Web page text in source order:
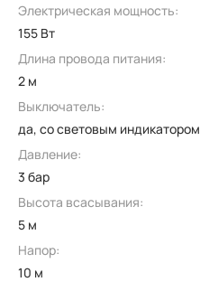
Электрическая мощность:
155 Вт
Длина провода питания:
2 м
Выключатель:
да, со световым индикатором
Давление:
3 бар
Высота всасывания:
5 м
Напор:
10 м